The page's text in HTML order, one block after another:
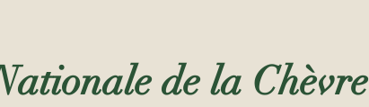
de la Chèvre